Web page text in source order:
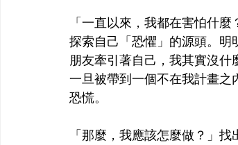
「一直以來，我都在害怕什
探索自己「恐懼」的源頭。
朋友牽引著自己，我其實沒什
一旦被帶到一個不在我計畫之
恐慌。
「那麼，我應該怎麼做？」